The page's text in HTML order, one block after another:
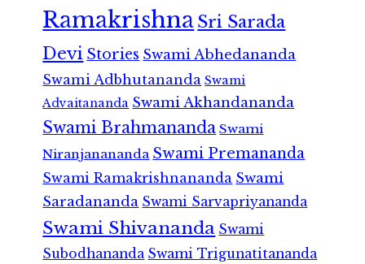
RamakrishnaSri Sarada
Devi Stories Swami Abhedananda
Swami Adbhutananda Swami
Advaitananda Swami Akhandananda
Swami Brahmananda Swami
Niranjanananda Swami Premananda
Swami Ramakrishnananda Swami
Saradananda Swami Sarvapriyananda
Swami Shivananda Swami
Subodhananda Swami Trigunatitananda